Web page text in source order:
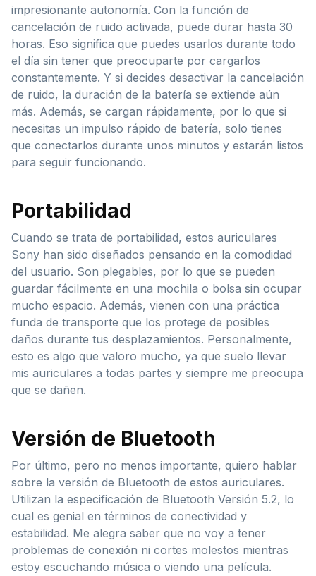
impresionante autonomía. Con la función de
cancelación de ruido activada, puede durar hasta 30
horas. Eso significa que puedes usarlos durante todo
el día sin tener que preocuparte por cargarlos
constantemente. Y si decides desactivar la cancelación
de ruido, la duración de la batería se extiende aún
más. Además, se cargan rápidamente, por lo que si
necesitas un impulso rápido de batería, solo tienes
que conectarlos durante unos minutos y estarán listos
para seguir funcionando.
Portabilidad
Cuando se trata de portabilidad, estos auriculares
Sony han sido diseñados pensando en la comodidad
del usuario. Son plegables, por lo que se pueden
guardar fácilmente en una mochila o bolsa sin ocupar
mucho espacio. Además, vienen con una práctica
funda de transporte que los protege de posibles
daños durante tus desplazamientos. Personalmente,
esto es algo que valoro mucho, ya que suelo llevar
mis auriculares a todas partes y siempre me preocupa
que se dañen.
Versión de Bluetooth
Por último, pero no menos importante, quiero hablar
sobre la versión de Bluetooth de estos auriculares.
Utilizan la especificación de Bluetooth Versión 5.2, lo
cual es genial en términos de conectividad y
estabilidad. Me alegra saber que no voy a tener
problemas de conexión ni cortes molestos mientras
estoy escuchando música o viendo una película.